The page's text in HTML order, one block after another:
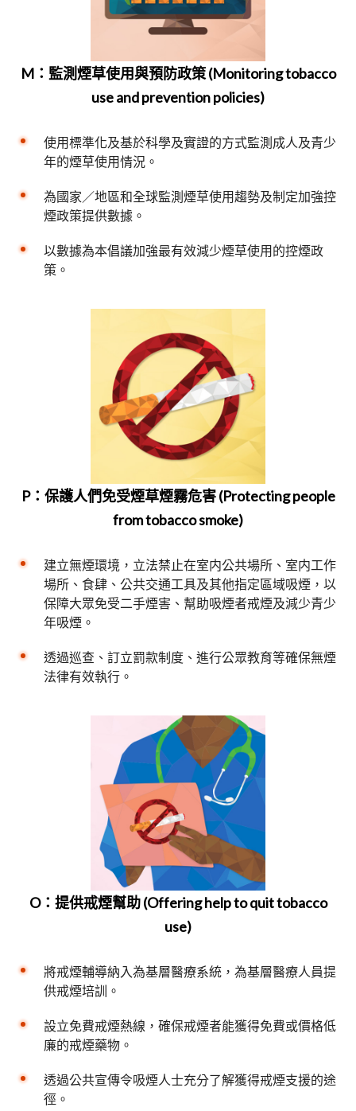
M：監測煙草使用與預防政策 (Monitoring tobacco
use and prevention policies)
使用標準化及基於科學及實證的方式監測成人及青少
年的煙草使用情況。
為國家／地區和全球監測煙草使用趨勢及制定加強控
煙政策提供數據。
以數據為本倡議加強最有效減少煙草使用的控煙政
策。
P：保護人們免受煙草煙霧危害 (Protecting people
from tobacco smoke)
建立無煙環境，立法禁止在室内公共場所、室内工作
場所、食肆、公共交通工具及其他指定區域吸煙，以
保障大眾免受二手煙害、幫助吸煙者戒煙及減少青少
年吸煙。
透過巡查、訂立罰款制度、進行公眾教育等確保無煙
法律有效執行。
O：提供戒煙幫助 (Offering help to quit tobacco
use)
將戒煙輔導納入為基層醫療系統，為基層醫療人員提
供戒煙培訓。
設立免費戒煙熱線，確保戒煙者能獲得免費或價格低
廉的戒煙藥物。
透過公共宣傳令吸煙人士充分了解獲得戒煙支援的途
徑。